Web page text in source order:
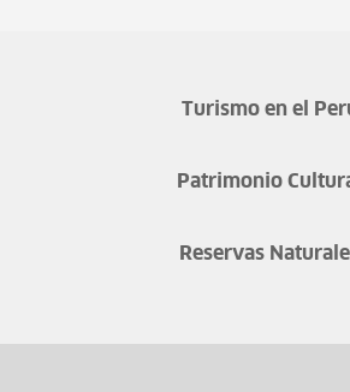
Turismo en el
Patrimonio
Reservas